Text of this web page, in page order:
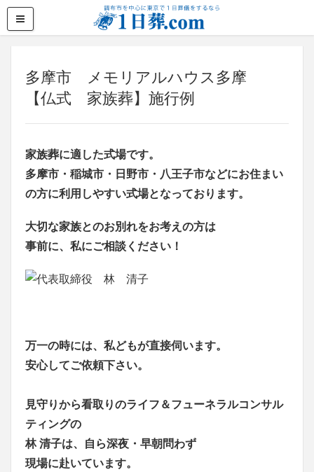
多摩市 メモリアルハウス多摩
【仏式 家族葬】施行例
家族葬に適した式場です。
多摩市・稲城市・日野市・八王子市などにお住まい
の方に利用しやすい式場となっております。
大切な家族とのお別れをお考えの方は
事前に、私にご相談ください！
万一の時には、私どもが直接伺います。
安心してご依頼下さい。
見守りから看取りのライフ＆フューネラルコンサル
ティングの
林 清子は、自ら深夜・早朝問わず
現場に赴いています。